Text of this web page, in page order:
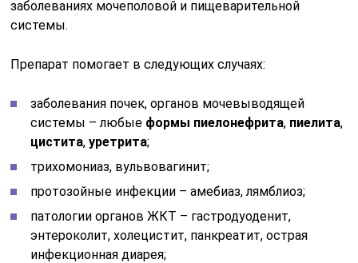
заболеваниях мочеполовой и пищеварительной
системы.
Препарат помогает в следующих случаях:
заболевания почек, органов мочевыводящей
системы – любые формы пиелонефрита, пиелита,
цистита,уретрита;
трихомониаз, вульвовагинит;
протозойные инфекции – амебиаз, лямблиоз;
патологии органов ЖКТ – гастродуоденит,
энтероколит, холецистит, панкреатит, острая
инфекционная диарея;